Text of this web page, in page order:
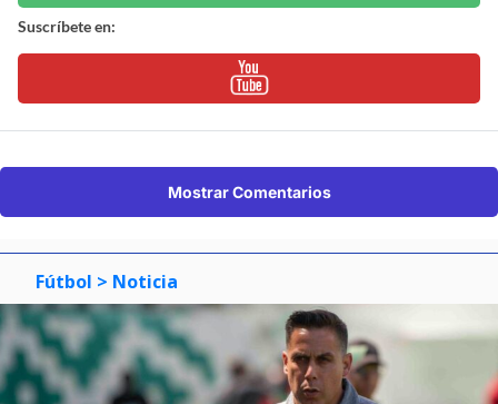
Suscríbete en:
Mostrar Comentarios
Fútbol > Noticia